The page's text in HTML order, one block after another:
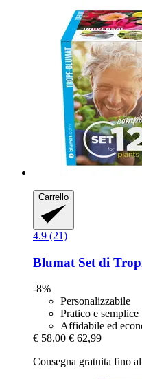
Carrello
4.9 (21)
Blumat Set di
-8%
Personalizzabile
Pratico e semplice
Affidabile ed
€ 58,00 € 62,99
Consegna gratuita fino